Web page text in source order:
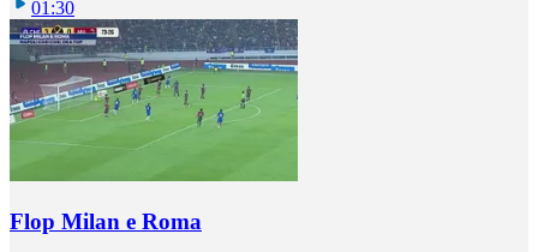
01:30
Flop Milan e Roma